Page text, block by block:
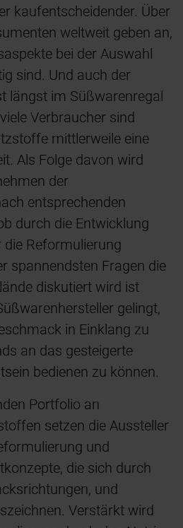
kaufentscheidender. Über
weltweit geben an,
bei der Auswahl
sind. Und auch der
längst im Süßwarenregal
Verbraucher sind
mittlerweile eine
Als Folge davon wird
der
entsprechenden
durch die Entwicklung
die Reformulierung
spannendsten Fragen die
diskutiert wird ist
gelingt,
in Einklang zu
an das gesteigerte
bedienen zu können.
Portfolio an
setzen die Aussteller
und
die sich durch
und
Verstärkt wird